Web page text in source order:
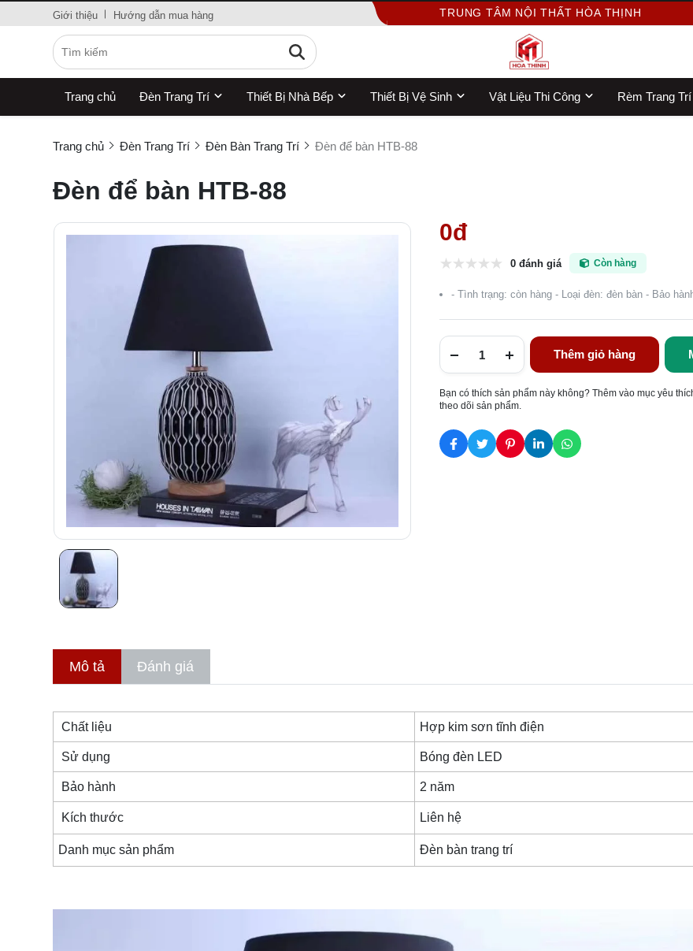
Giới thiệu Hướng dẫn mua hàng TRUNG TÂM NỘI THẤT HÒA THỊNH
Trang chủ Đèn Trang Trí Thiết Bị Nhà Bếp Thiết Bị Vệ Sinh Vật Liệu Thi Công Rèm Trang Trí
Trang chủ Đèn Trang Trí Đèn Bàn Trang Trí Đèn để bàn HTB-88
Đèn để bàn HTB-88
0đ
0 đánh giá Còn hàng
- Tình trạng: còn hàng - Loại đèn: đèn bàn - Bảo
Thêm giỏ hàng
Bạn có thích sản phẩm này không? Thêm vào mục yêu
theo dõi sản phẩm.
Mô tả Đánh giá
Chất liệu Hợp kim sơn tĩnh điện
Sử dụng Bóng đèn LED
Bảo hành 2 năm
Kích thước Liên hệ
Danh mục sản phẩm Đèn bàn trang trí